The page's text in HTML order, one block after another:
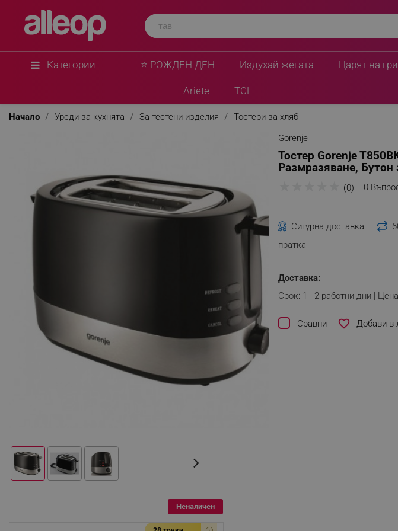
Категории ⭐ РОЖДЕН ДЕН Издухай жегата Царят на
Ariete TCL
Начало Уреди за кухнята За тестени изделия
Тостери за хляб
Gorenje
Тостер Gorenje
Размразяване,
(0) 0
Сигурна доставка
пратка
Доставка:
Срок: 1 - 2 работни дни |
Сравни favorite_border
Неналичен